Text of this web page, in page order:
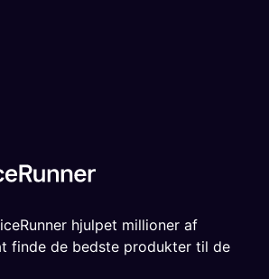
hjulpet millioner af
finde de bedste produkter til de